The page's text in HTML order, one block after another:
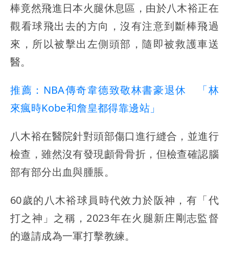
棒竟然飛進日本火腿休息區，由於八木裕正在
觀看球飛出去的方向，沒有注意到斷棒飛過
來，所以被擊出左側頭部，隨即被救護車送
醫。
推薦：NBA傳奇韋德致敬林書豪退休 「林
來瘋時Kobe和詹皇都得靠邊站」
八木裕在醫院針對頭部傷口進行縫合，並進行
檢查，雖然沒有發現顱骨骨折，但檢查確認腦
部有部分出血與腫脹。
60歲的八木裕球員時代效力於阪神，有「代
打之神」之稱，2023年在火腿新庄剛志監督
的邀請成為一軍打擊教練。